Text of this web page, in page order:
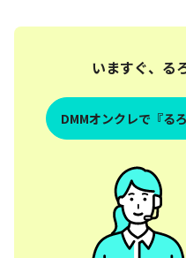
いますぐ、る
DMMオンクレで『る